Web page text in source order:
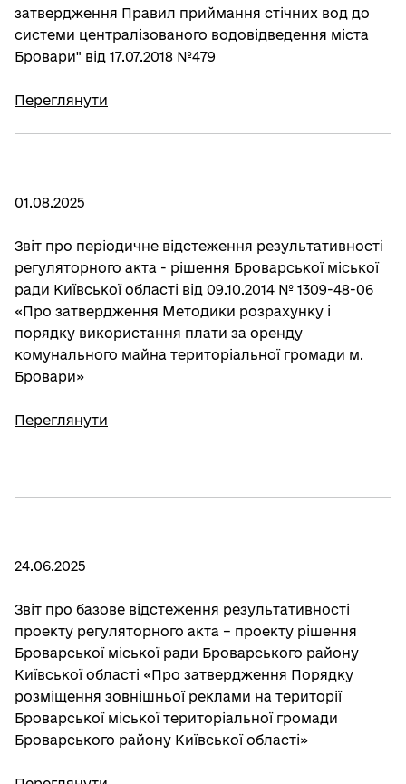
затвердження Правил приймання стічних вод до
системи централізованого водовідведення міста
Бровари" від 17.07.2018 №479
Переглянути
01.08.2025
Звіт про періодичне відстеження результативності
регуляторного акта - рішення Броварської міської
ради Київської області від 09.10.2014 № 1309-48-06
«Про затвердження Методики розрахунку і
порядку використання плати за оренду
комунального майна територіальної громади м.
Бровари»
Переглянути
24.06.2025
Звіт про базове відстеження результативності
проекту регуляторного акта – проекту рішення
Броварської міської ради Броварського району
Київської області «Про затвердження Порядку
розміщення зовнішньої реклами на території
Броварської міської територіальної громади
Броварського району Київської області»